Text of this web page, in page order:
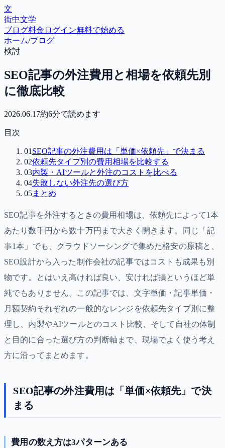
文
街中文学
ブログ料金 ログイン無料で始める
ホーム/ブログ
検討
SEO記事の外注費用と相場を依頼先別
に徹底比較
2026.06.17約6分で読めます
目次
01 SEO記事の外注費用は「単価×依頼先」で決まる
02依頼先タイプ別の費用相場を比較する
03内製・AIツールと外注のコストを比べる
04失敗しない外注先の選び方
05まとめ
SEO記事を外注するときの費用相場は、依頼先によって1本
あたり数千円から数十万円まで大きく開きます。同じ「記
事1本」でも、クラウドソーシングで集めた格安の原稿と、
SEO設計から入った制作会社の記事ではコストも成果も別
物です。とはいえ高ければ良い、安ければ損というほど単
純でもありません。この記事では、文字単価・記事単価・
月額契約それぞれの一般的なレンジを依頼先タイプ別に整
理し、内製やAIツールとのコスト比較、そして自社の体制
と目的に合った選び方の判断軸まで、現場でよく使う考え
方に沿ってまとめます。
SEO記事の外注費用は「単価×依頼先」で決
まる
費用の数え方は3パターンある